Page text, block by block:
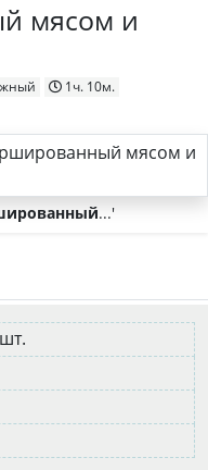
мясом и
1ч. 10м.
...'